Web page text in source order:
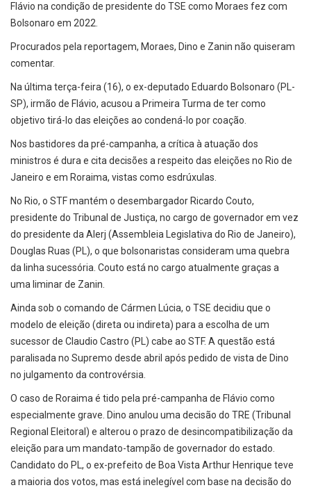
Flávio na condição de presidente do TSE como Moraes fez com
Bolsonaro em 2022.
Procurados pela reportagem, Moraes, Dino e Zanin não quiseram
comentar.
Na última terça-feira (16), o ex-deputado Eduardo Bolsonaro (PL-
SP), irmão de Flávio, acusou a Primeira Turma de ter como
objetivo tirá-lo das eleições ao condená-lo por coação.
Nos bastidores da pré-campanha, a crítica à atuação dos
ministros é dura e cita decisões a respeito das eleições no Rio de
Janeiro e em Roraima, vistas como esdrúxulas.
No Rio, o STF mantém o desembargador Ricardo Couto,
presidente do Tribunal de Justiça, no cargo de governador em vez
do presidente da Alerj (Assembleia Legislativa do Rio de Janeiro),
Douglas Ruas (PL), o que bolsonaristas consideram uma quebra
da linha sucessória. Couto está no cargo atualmente graças a
uma liminar de Zanin.
Ainda sob o comando de Cármen Lúcia, o TSE decidiu que o
modelo de eleição (direta ou indireta) para a escolha de um
sucessor de Claudio Castro (PL) cabe ao STF. A questão está
paralisada no Supremo desde abril após pedido de vista de Dino
no julgamento da controvérsia.
O caso de Roraima é tido pela pré-campanha de Flávio como
especialmente grave. Dino anulou uma decisão do TRE (Tribunal
Regional Eleitoral) e alterou o prazo de desincompatibilização da
eleição para um mandato-tampão de governador do estado.
Candidato do PL, o ex-prefeito de Boa Vista Arthur Henrique teve
a maioria dos votos, mas está inelegível com base na decisão do